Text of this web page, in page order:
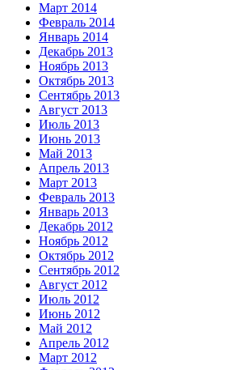
Март 2014
Февраль 2014
Январь 2014
Декабрь 2013
Ноябрь 2013
Октябрь 2013
Сентябрь 2013
Август 2013
Июль 2013
Июнь 2013
Май 2013
Апрель 2013
Март 2013
Февраль 2013
Январь 2013
Декабрь 2012
Ноябрь 2012
Октябрь 2012
Сентябрь 2012
Август 2012
Июль 2012
Июнь 2012
Май 2012
Апрель 2012
Март 2012